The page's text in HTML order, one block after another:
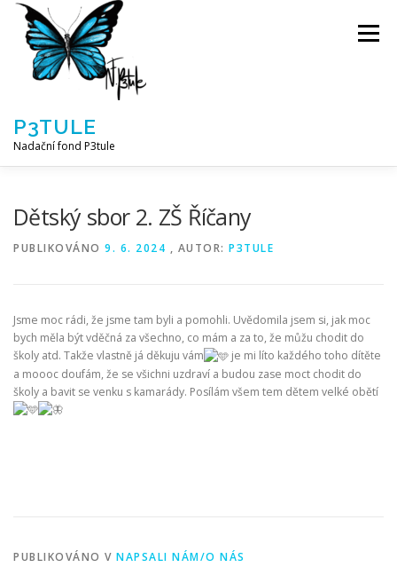
Přeskočit
obsah
P3TULE
Nadační fond P3tule
Menu
AKTUALITY BLOG
Dětský sbor 2. ZŠ Říčany
PUBLIKOVÁNO 9. 6. 2024 , AUTOR: P3TULE
Jsme moc rádi, že jsme tam byli a pomohli. Uvědomila jsem si, jak moc
bych měla být vděčná za všechno, co mám a za to, že můžu chodit do
školy atd. Takže vlastně já děkuju vám
je mi líto každého toho dítěte
a moooc doufám, že se všichni uzdraví a budou zase moct chodit do
školy a bavit se venku s kamarády. Posílám všem tem dětem velké obětí
PUBLIKOVÁNO V NAPSALI NÁM/O NÁS